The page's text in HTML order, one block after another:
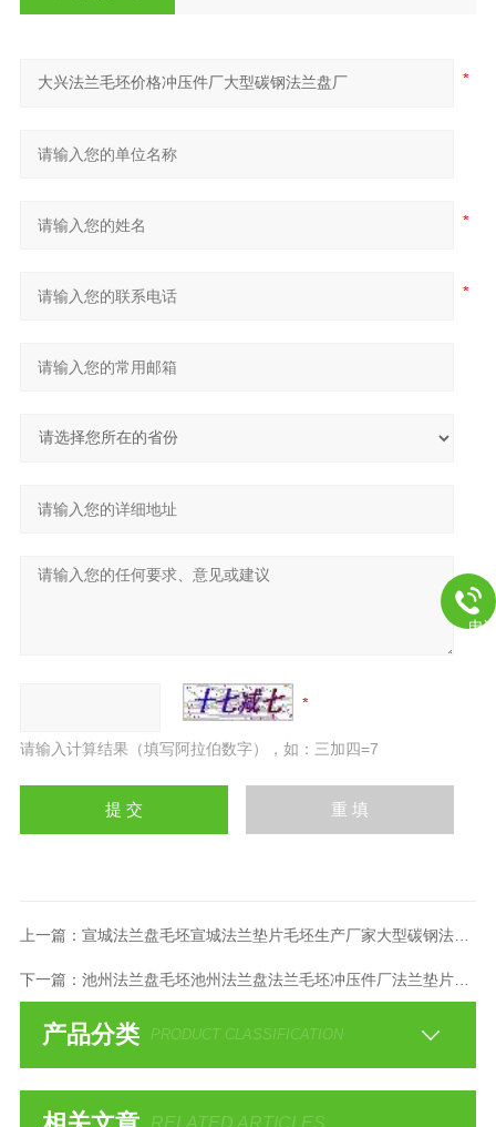
请输入计算结果（填写阿拉伯数字），如：三加四=7
上一篇： 宣城法兰盘毛坯宣城法兰垫片毛坯生产厂家大型碳钢法兰盘厂
下一篇： 池州法兰盘毛坯池州法兰盘法兰毛坯冲压件厂法兰垫片毛坯厂
产品分类 PRODUCT CLASSIFICATION
RELATED ARTICLES
电